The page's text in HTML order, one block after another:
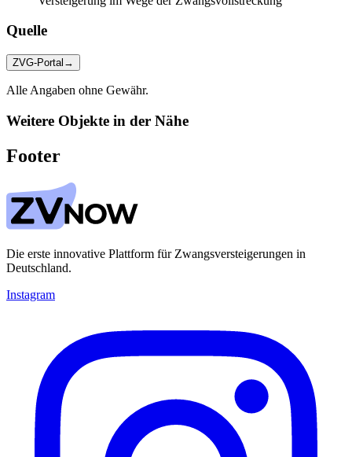
Quelle
ZVG-Portal →
Alle Angaben ohne Gewähr.
Weitere Objekte in der Nähe
Footer
Die erste innovative Plattform für Zwangsversteigerungen in
Deutschland.
Instagram